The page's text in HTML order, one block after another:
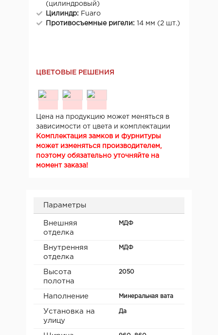
(цилиндровый)
Цилиндр: Fuaro
Противосъемные ригели: 14 мм (2 шт.)
ЦВЕТОВЫЕ РЕШЕНИЯ
Цена на продукцию может меняться в
зависимости от цвета и комплектации
Комплектация замков и фурнитуры
может изменяться производителем,
поэтому обязательно уточняйте на
момент заказа!
Параметры
Внешняя
отделка
МДФ
Внутренняя
отделка
МДФ
Высота
полотна
2050
Наполнение Минеральная вата
Установка на
улицу
Да